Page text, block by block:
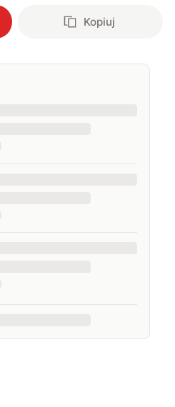
Kopiuj